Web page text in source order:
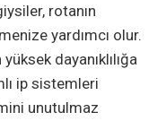
rotanın
yardımcı olur.
dayanıklılığa
ip sistemleri
unutulmaz